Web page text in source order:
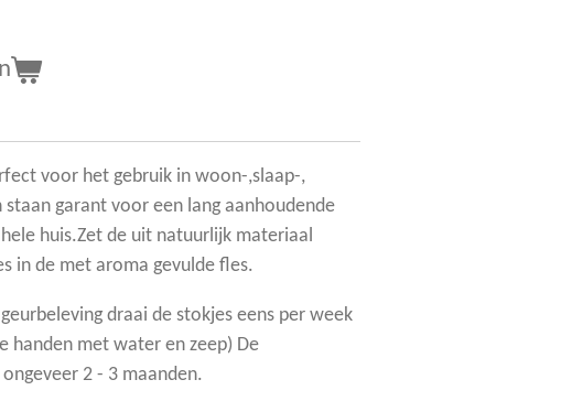
voor het gebruik in woon-,slaap-,
staan garant voor een lang aanhoudende
huis.Zet de uit natuurlijk materiaal
in de met aroma gevulde fles.
draai de stokjes eens per week
handen met water en zeep) De
2 - 3 maanden.